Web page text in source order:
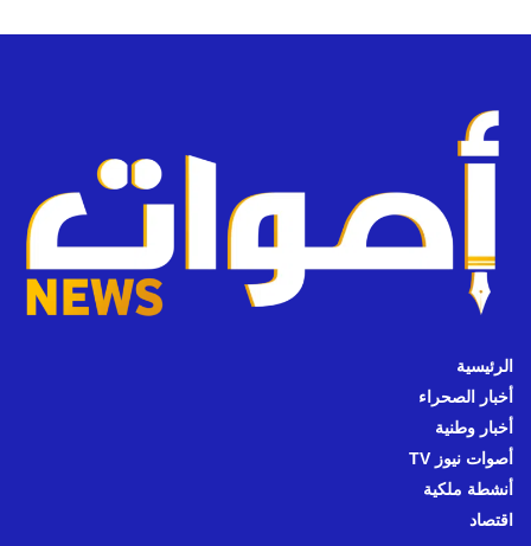
الرئيسية
أخبار الصحراء
أخبار وطنية
أصوات نيوز TV
أنشطة ملكية
اقتصاد